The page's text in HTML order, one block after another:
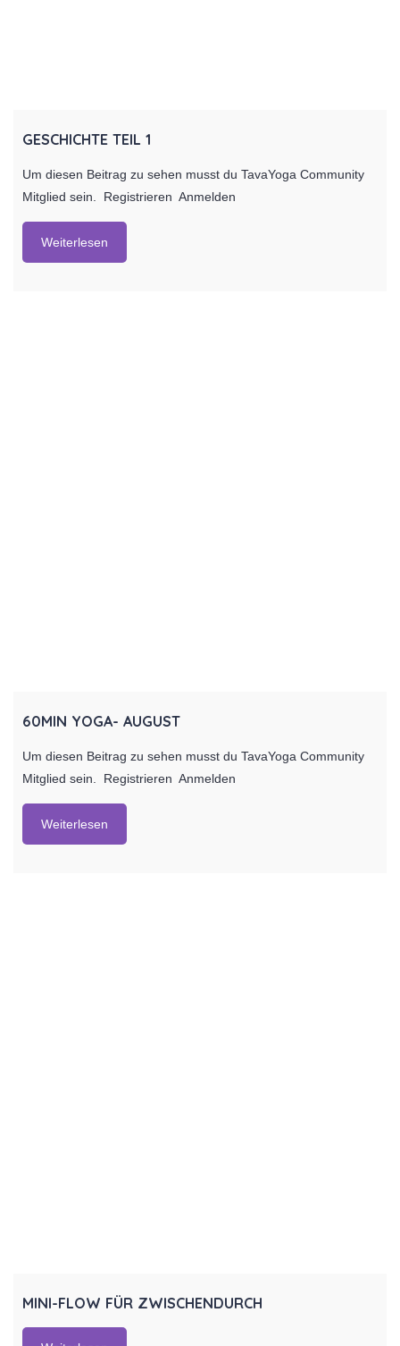
GESCHICHTE TEIL 1
Um diesen Beitrag zu sehen musst du TavaYoga Community
Mitglied sein. Registrieren Anmelden
Weiterlesen
60MIN YOGA- AUGUST
Um diesen Beitrag zu sehen musst du TavaYoga Community
Mitglied sein. Registrieren Anmelden
Weiterlesen
MINI-FLOW FÜR ZWISCHENDURCH